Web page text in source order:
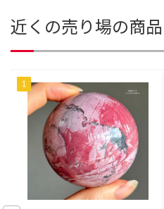
近くの売り場の商品